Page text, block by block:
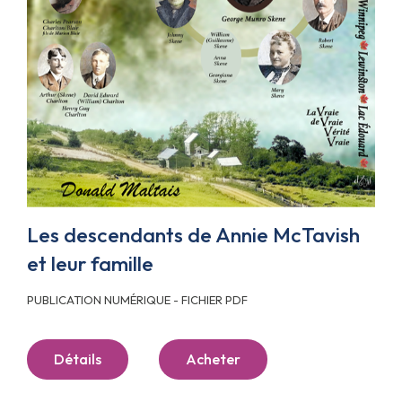
Les descendants de Annie McTavish
et leur famille
PUBLICATION NUMÉRIQUE - FICHIER PDF
Détails Acheter